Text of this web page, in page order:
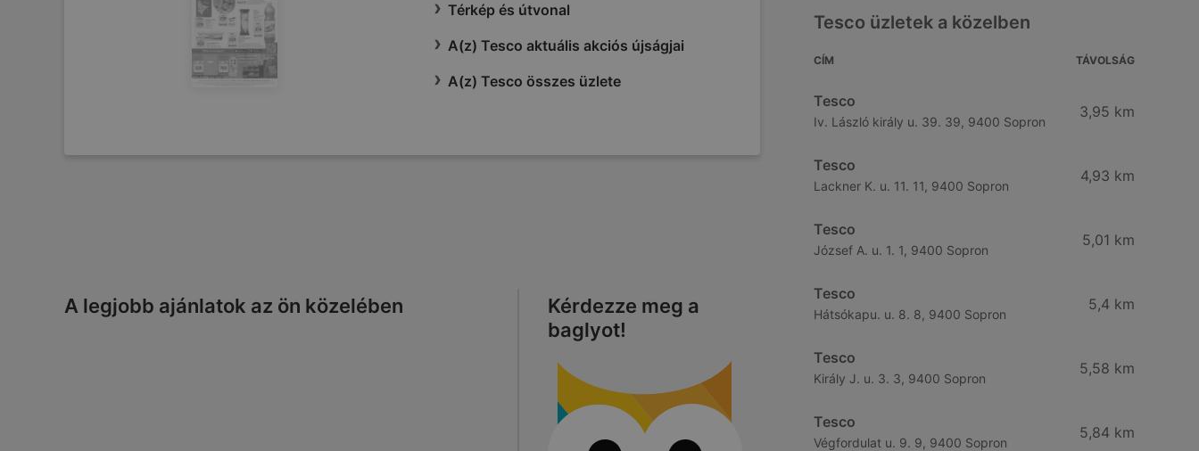
Térkép és útvonal
A(z) Tesco aktuális akciós újságjai
A(z) Tesco összes üzlete
A legjobb ajánlatok az ön közelében
Kérdezze meg a
baglyot!
Tesco üzletek a közelben
CÍM TÁVOLSÁG
Tesco
Iv. László király u. 39. 39, 9400 Sopron
3,95 km
Tesco
Lackner K. u. 11. 11, 9400 Sopron
4,93 km
Tesco
József A. u. 1. 1, 9400 Sopron
5,01 km
Tesco
Hátsókapu. u. 8. 8, 9400 Sopron
5,4 km
Tesco
Király J. u. 3. 3, 9400 Sopron
5,58 km
Tesco
Végfordulat u. 9. 9, 9400 Sopron
5,84 km